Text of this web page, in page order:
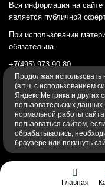
Вся информация на сайте
является публичной
При использовании
обязательна.
+7(495) 973-90-80
Политика
Главная
Продолжая использовать
(в т.ч. с использованием
Яндекс.Метрика и других
пользовательских
нормальной работы
пользоваться сайтом,
обрабатывались,
браузере или покинуть